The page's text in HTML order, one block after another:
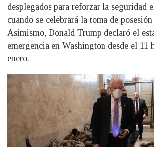
desplegados para reforzar la seguridad
cuando se celebrará la toma de
Asimismo, Donald Trump declaró el
emergencia en Washington desde el 11
enero.